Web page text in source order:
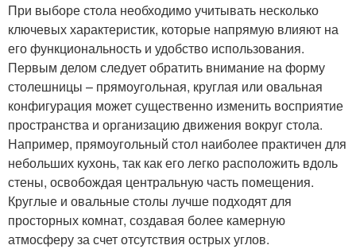
При выборе стола необходимо учитывать несколько
ключевых характеристик, которые напрямую влияют на
его функциональность и удобство использования.
Первым делом следует обратить внимание на форму
столешницы – прямоугольная, круглая или овальная
конфигурация может существенно изменить восприятие
пространства и организацию движения вокруг стола.
Например, прямоугольный стол наиболее практичен для
небольших кухонь, так как его легко расположить вдоль
стены, освобождая центральную часть помещения.
Круглые и овальные столы лучше подходят для
просторных комнат, создавая более камерную
атмосферу за счет отсутствия острых углов.